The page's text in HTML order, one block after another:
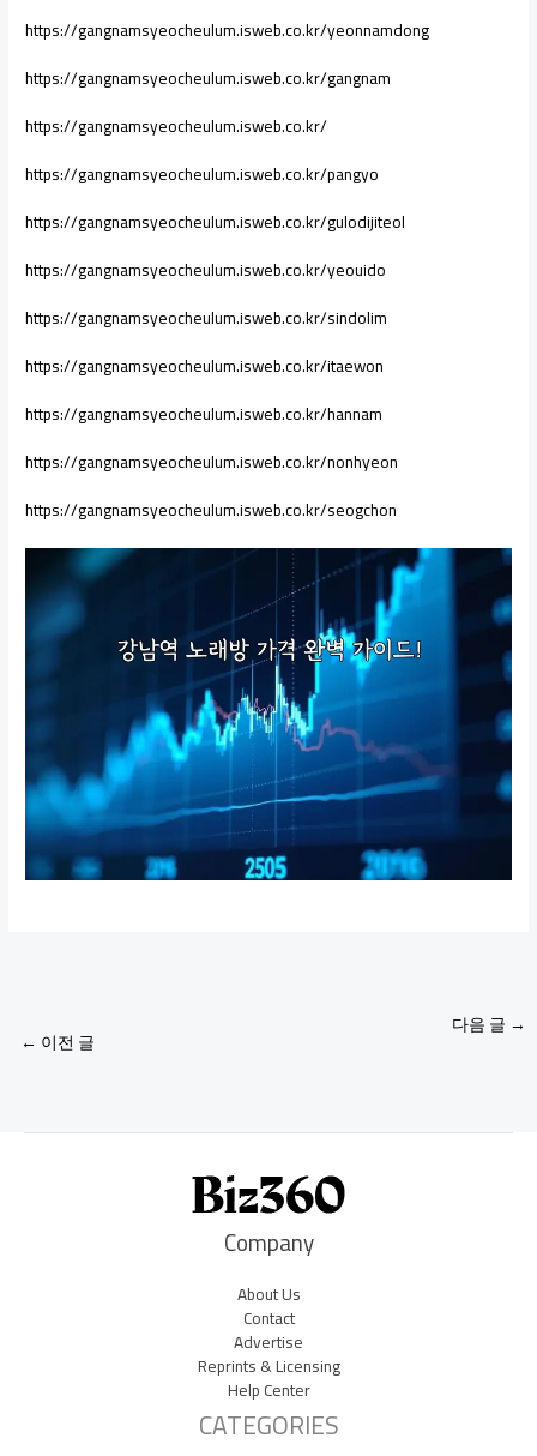
https://gangnamsyeocheulum.isweb.co.kr/yeonnamdong
https://gangnamsyeocheulum.isweb.co.kr/gangnam
https://gangnamsyeocheulum.isweb.co.kr/
https://gangnamsyeocheulum.isweb.co.kr/pangyo
https://gangnamsyeocheulum.isweb.co.kr/gulodijiteol
https://gangnamsyeocheulum.isweb.co.kr/yeouido
https://gangnamsyeocheulum.isweb.co.kr/sindolim
https://gangnamsyeocheulum.isweb.co.kr/itaewon
https://gangnamsyeocheulum.isweb.co.kr/hannam
https://gangnamsyeocheulum.isweb.co.kr/nonhyeon
https://gangnamsyeocheulum.isweb.co.kr/seogchon
← 이전 글
다음 글 →
Company
About Us
Contact
Advertise
Reprints & Licensing
Help Center
CATEGORIES